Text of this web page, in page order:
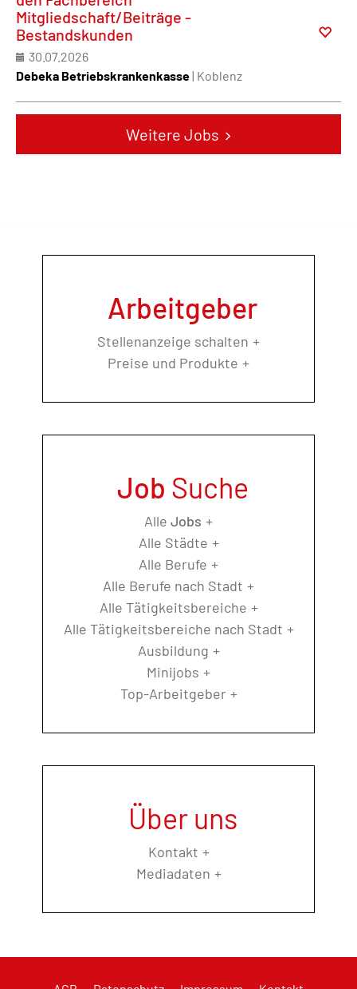
Mitgliedschaft/Beiträge -
Bestandskunden
30.07.2026
Debeka Betriebskrankenkasse| Koblenz
Weitere Jobs
Arbeitgeber
Stellenanzeige schalten
Preise und Produkte
Job Suche
Alle Jobs
Alle Städte
Alle Berufe
Alle Berufe nach Stadt
Alle Tätigkeitsbereiche
Alle Tätigkeitsbereiche nach Stadt
Ausbildung
Minijobs
Top-Arbeitgeber
Über uns
Kontakt
Mediadaten